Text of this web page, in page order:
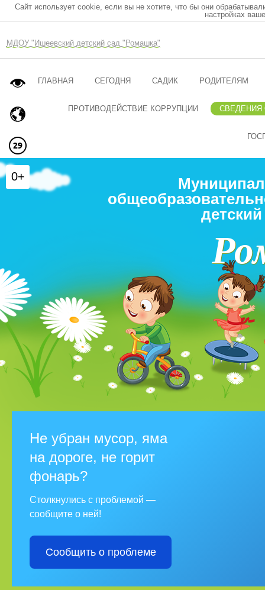
Сайт использует cookie, если вы не хотите, что бы они
настройках
МДОУ "Ишеевский детский сад "Ромашка"
ГЛАВНАЯ СЕГОДНЯ САДИК РОДИТЕЛЯМ
ПРОТИВОДЕЙСТВИЕ КОРРУПЦИИ СВЕДЕНИЯ
Не убран мусор, яма
на дороге, не горит
фонарь?
Столкнулись с проблемой —
сообщите о ней!
Сообщить о проблеме
0+